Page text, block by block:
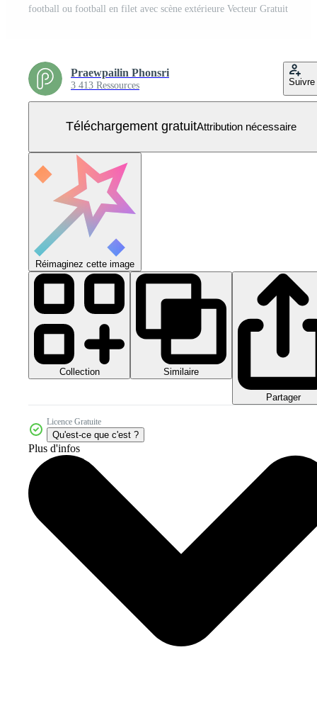
football ou football en filet avec scène extérieure Vecteur Gratuit
Praewpailin Phonsri
3 413 Ressources Suivre
Téléchargement gratuitAttribution nécessaire
Réimaginez cette image
Collection Similaire
Partager
Licence Gratuite
Qu'est-ce que c'est ?
Plus d'infos